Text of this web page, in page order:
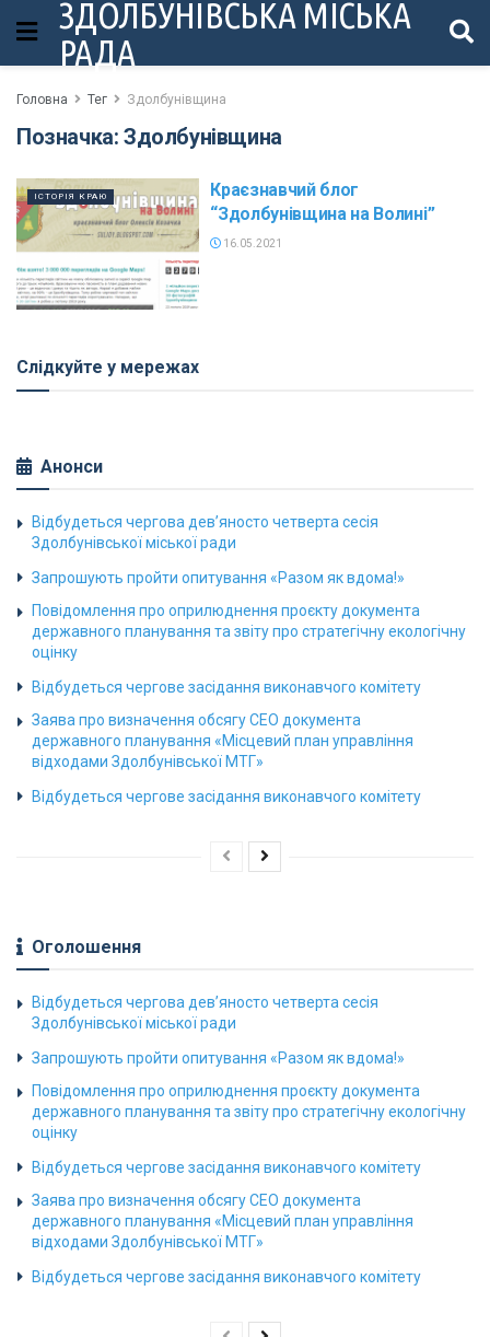
ЗДОЛБУНІВСЬКА МІСЬКА
РАДА
Головна Тег Здолбунівщина
Позначка: Здолбунівщина
ІСТОРІЯ КРАЮ
Краєзнавчий блог
“Здолбунівщина на Волині”
16.05.2021
Слідкуйте у мережах
Анонси
Відбудеться чергова дев’яносто четверта сесія
Здолбунівської міської ради
Запрошують пройти опитування «Разом як вдома!»
Повідомлення про оприлюднення проєкту документа
державного планування та звіту про стратегічну екологічну
оцінку
Відбудеться чергове засідання виконавчого комітету
Заява про визначення обсягу СЕО документа
державного планування «Місцевий план управління
відходами Здолбунівської МТГ»
Відбудеться чергове засідання виконавчого комітету
Оголошення
Відбудеться чергова дев’яносто четверта сесія
Здолбунівської міської ради
Запрошують пройти опитування «Разом як вдома!»
Повідомлення про оприлюднення проєкту документа
державного планування та звіту про стратегічну екологічну
оцінку
Відбудеться чергове засідання виконавчого комітету
Заява про визначення обсягу СЕО документа
державного планування «Місцевий план управління
відходами Здолбунівської МТГ»
Відбудеться чергове засідання виконавчого комітету